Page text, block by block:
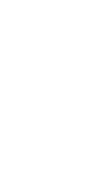
Talla: S